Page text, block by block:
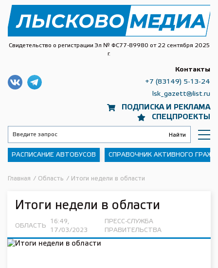
Свидетельство о регистрации Эл № ФС77-89980 от 22 сентября 2025
г.
ПОДПИСКА И РЕКЛАМА
СПЕЦПРОЕКТЫ
Контакты
+7 (83149) 5-13-24
lsk_gazett@list.ru
РАСПИСАНИЕ АВТОБУСОВ СПРАВОЧНИК АКТИВНОГО
Главная / Область / Итоги недели в области
Итоги недели в области
ОБЛАСТЬ
16:49,
17/03/2023
ПРЕСС-СЛУЖБА
ПРАВИТЕЛЬСТВА